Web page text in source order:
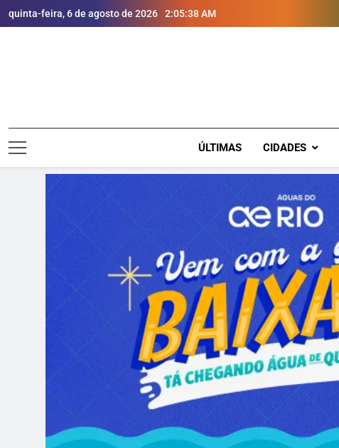
quinta-feira, 6 de agosto de 2026 2:05:40 AM
ÚLTIMAS CIDADES